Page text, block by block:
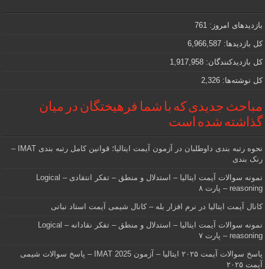
که
دنبالش
هستید
بازدیدهای امروز: 761
کل بازدیدها: 6,966,587
کل بازدیدکنند‌گان: 1,917,958
کل نوشته‌ها: 2,326
مباحث جدیدی که با شما فرهیختگان در میان
گذاشته شده است
نحوه رتبه بندی داوطلبان در آزمون آیمت ایتالیا؛ قوانین کامل رتبه بندی IMAT –
رنک بندی
نمونه سوالات آیمت ایتالیا – استدلال و منطق – تفکر انتقادی – Logical
reasoning – پارت ۸
کانال آیمت ایتالیا در نرم افزار بله – کانال شیمی آیمت استاد نباتی
نمونه سوالات آیمت ایتالیا – استدلال و منطق – تفکر نقادانه – Logical
reasoning – پارت ۷
پاسخ سوالات آیمت ۲۰۲۵ ایتالیا – آزمون IMAT 2025 – پاسخ سوالات شیمی
آیمت ۲۰۲۵